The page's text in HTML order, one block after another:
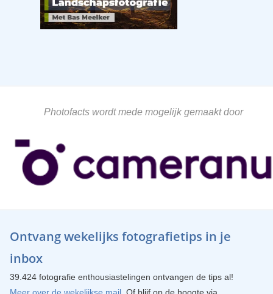
Photofacts wordt mede mogelijk gemaakt door
Ontvang wekelijks fotografietips in je
inbox
39.424 fotografie enthousiastelingen ontvangen de tips al!